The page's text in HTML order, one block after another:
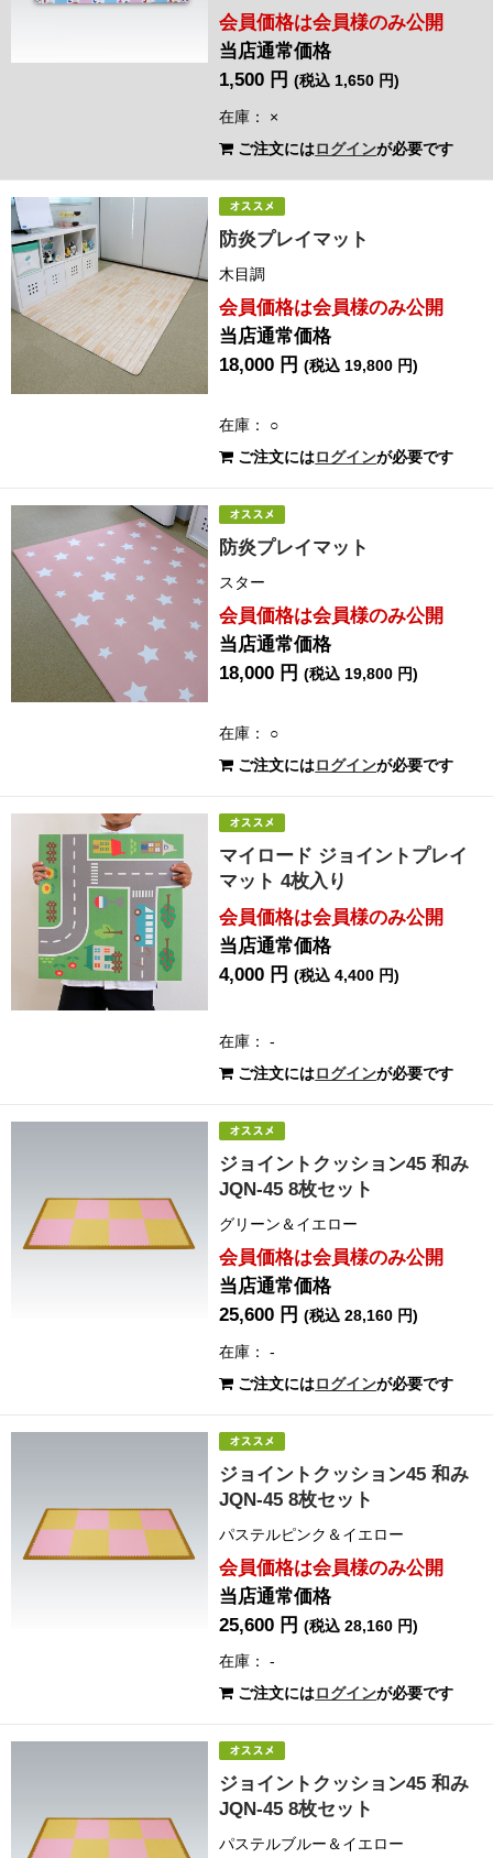
会員価格は会員様のみ公開
当店通常価格
1,500 円(税込 1,650 円)
在庫： ×
ご注文にはログインが必要です
防炎プレイマット
木目調
会員価格は会員様のみ公開
当店通常価格
18,000 円(税込 19,800 円)
在庫： ○
ご注文にはログインが必要です
防炎プレイマット
スター
会員価格は会員様のみ公開
当店通常価格
18,000 円(税込 19,800 円)
在庫： ○
ご注文にはログインが必要です
マイロード ジョイントプレイ
マット 4枚入り
会員価格は会員様のみ公開
当店通常価格
4,000 円(税込 4,400 円)
在庫： -
ご注文にはログインが必要です
ジョイントクッション45 和み
JQN-45 8枚セット
グリーン＆イエロー
会員価格は会員様のみ公開
当店通常価格
25,600 円(税込 28,160 円)
在庫： -
ご注文にはログインが必要です
ジョイントクッション45 和み
JQN-45 8枚セット
パステルピンク＆イエロー
会員価格は会員様のみ公開
当店通常価格
25,600 円(税込 28,160 円)
在庫： -
ご注文にはログインが必要です
ジョイントクッション45 和み
JQN-45 8枚セット
パステルブルー＆イエロー